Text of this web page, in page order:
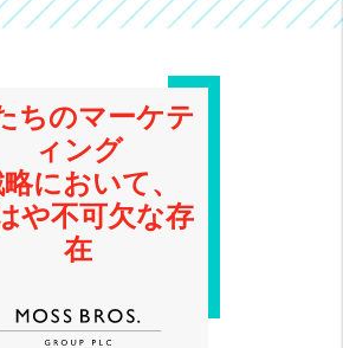
ちのマーケテ
ィング
において、
や不可欠な存
在